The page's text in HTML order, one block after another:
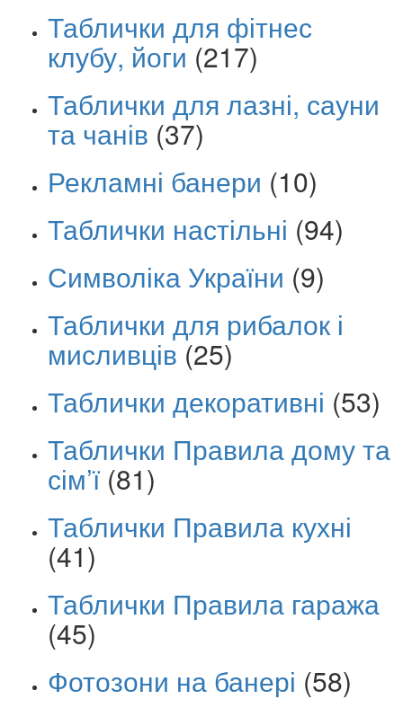
Таблички для фітнес
клубу, йоги (217)
Таблички для лазні, сауни
та чанів (37)
Рекламні банери (10)
Таблички настільні (94)
Символіка України (9)
Таблички для рибалок і
мисливців (25)
Таблички декоративні (53)
Таблички Правила дому та
сім’ї (81)
Таблички Правила кухні
(41)
Таблички Правила гаража
(45)
Фотозони на банері (58)